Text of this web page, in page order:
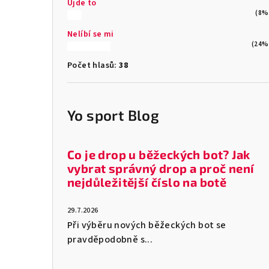
Ujde to
Nelíbí se mi
Počet hlasů:38
Yo sport Blog
Co je drop u běžeckých bot? Jak
vybrat správný drop a proč není
nejdůležitější číslo na botě
29.7.2026
Při výběru nových běžeckých bot se
pravděpodobně s...